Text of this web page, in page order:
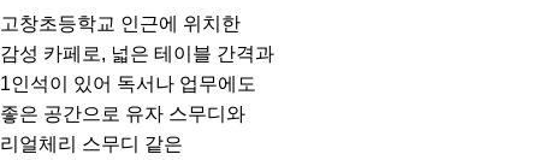
고창초등학교 인근에 위치한
감성 카페로, 넓은 테이블 간격과
1인석이 있어 독서나 업무에도
좋은 공간으로 유자 스무디와
리얼체리 스무디 같은